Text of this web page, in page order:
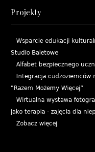
Projekty
Wsparcie edukacji
Studio Baletowe
Alfabet bezpiecznego
Integracja
"Razem Możemy Więcej”
Wirtualna wystawa
jako terapia - zajęcia dla
Zobacz więcej